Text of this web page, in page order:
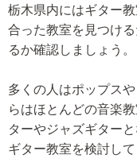
栃木県内にはギター
合った教室を見つけ
るか確認しましょう。
多くの人はポップス
らはほとんどの音楽
ターやジャズギター
ギター教室を検討し